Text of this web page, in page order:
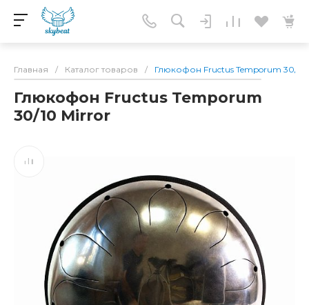
Главная / Каталог товаров / Глюкофон Fructus Temporum 30/10
Глюкофон Fructus Temporum
30/10 Mirror